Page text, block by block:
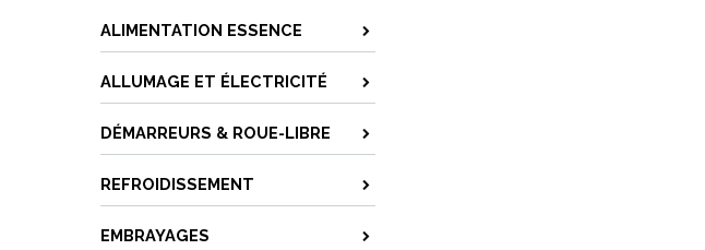
ALIMENTATION ESSENCE
ALLUMAGE ET ÉLECTRICITÉ
DÉMARREURS & ROUE-LIBRE
REFROIDISSEMENT
EMBRAYAGES